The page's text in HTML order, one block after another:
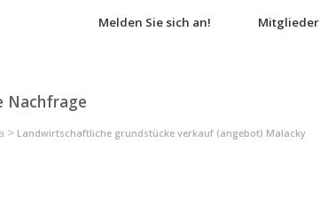
Melden Sie sich an! Mitglieder
Nachfrage
> Landwirtschaftliche grundstücke verkauf (angebot) Malacky